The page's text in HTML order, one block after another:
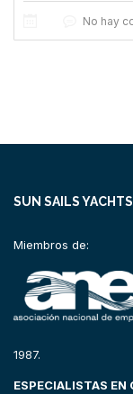
No hay
SUN SAILS YACHTS
Miembros de:
1987.
ESPECIALISTAS EN